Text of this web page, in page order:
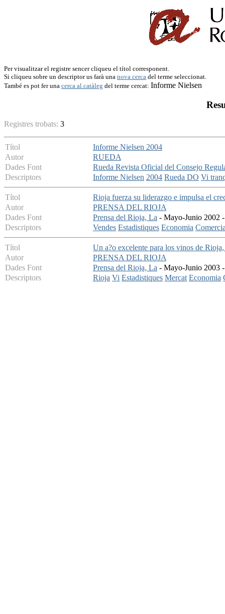
Per visualitzar el registre sencer cliqueu el títol corresponent.
Si cliqueu sobre un descriptor us farà una nova cerca del terme seleccionat.
També es pot fer una cerca al catàleg del terme cercat: Informe Nielsen
Registres trobats: 3
Títol
Informe Nielsen 2004
Autor
RUEDA
Dades Font
Rueda Revista Oficial del Consejo
Descriptors
Informe Nielsen 2004 Rueda DO Vi
Títol
Rioja fuerza su liderazgo e impulsa el
Autor
PRENSA DEL RIOJA
Dades Font
Prensa del Rioja, La - Mayo-Junio 2002
Descriptors
Vendes Estadistiques Economia
Títol
Un a?o excelente para los vinos de
Autor
PRENSA DEL RIOJA
Dades Font
Prensa del Rioja, La - Mayo-Junio 2003
Descriptors
Rioja Vi Estadistiques Mercat Economia